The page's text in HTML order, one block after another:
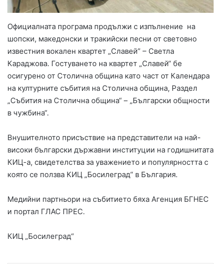
Официалната програма продължи с изпълнение на
шопски, македонски и тракийски песни от световно
известния вокален квартет „Славей” – Светла
Караджова. Гостуването на квартет „Славей“ бе
осигурено от Столична община като част от Календара
на културните събития на Столична община, Раздел
„Събития на Столична община“ – „Български общности
в чужбина“.
Внушителното присъствие на представители на най-
високи български държавни институции на годишнитата
КИЦ-а, свидетелства за уважението и популярността с
която се ползва КИЦ „Босилеград“ в България.
Медийни партньори на събитието бяха Агенция БГНЕС
и портал ГЛАС ПРЕС.
КИЦ „Босилеград“